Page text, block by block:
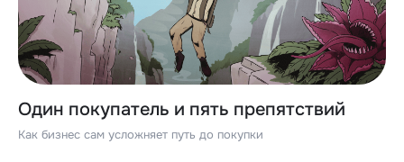
Один покупатель и пять препятствий
Как бизнес сам усложняет путь до покупки